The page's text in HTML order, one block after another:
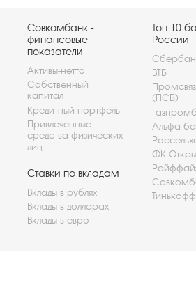
Совкомбанк -
финансовые
показатели
Активы-нетто
Собственный
капитал
Кредитный портфель
Привлеченные
средства физических
лиц
Ставки по вкладам
Вклады в рублях
Вклады в долларах
Вклады в евро
Топ 10
России
ВТБ
(ПСБ)
Альфа-
ФК